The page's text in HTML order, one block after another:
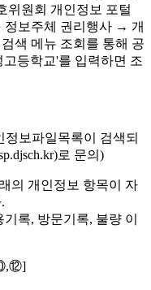
위원회 개인정보 포털
보주체 권리행사 → 개
색 메뉴 조회를 통해 공
등학교'를 입력하면 조
보파일목록이 검색되
로 문의)
의 개인정보 항목이 자
록, 방문기록, 불량 이